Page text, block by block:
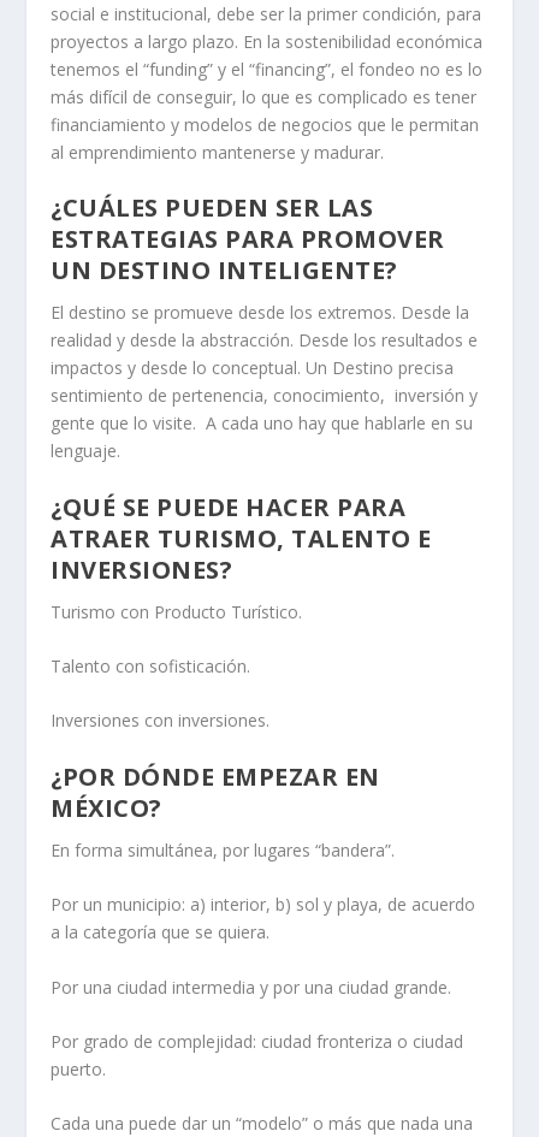
social e institucional, debe ser la primer condición, para
proyectos a largo plazo. En la sostenibilidad económica
tenemos el “funding” y el “financing”, el fondeo no es lo
más difícil de conseguir, lo que es complicado es tener
financiamiento y modelos de negocios que le permitan
al emprendimiento mantenerse y madurar.
¿CUÁLES PUEDEN SER LAS
ESTRATEGIAS PARA PROMOVER
UN DESTINO INTELIGENTE?
El destino se promueve desde los extremos. Desde la
realidad y desde la abstracción. Desde los resultados e
impactos y desde lo conceptual. Un Destino precisa
sentimiento de pertenencia, conocimiento, inversión y
gente que lo visite. A cada uno hay que hablarle en su
lenguaje.
¿QUÉ SE PUEDE HACER PARA
ATRAER TURISMO, TALENTO E
INVERSIONES?
Turismo con Producto Turístico.
Talento con sofisticación.
Inversiones con inversiones.
¿POR DÓNDE EMPEZAR EN
MÉXICO?
En forma simultánea, por lugares “bandera”.
Por un municipio: a) interior, b) sol y playa, de acuerdo
a la categoría que se quiera.
Por una ciudad intermedia y por una ciudad grande.
Por grado de complejidad: ciudad fronteriza o ciudad
puerto.
Cada una puede dar un “modelo” o más que nada una